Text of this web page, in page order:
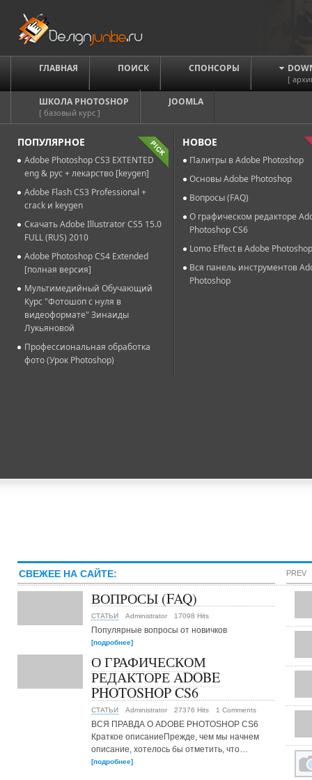
ГЛАВНАЯ ПОИСК СПОНСОРЫ
[
ШКОЛА PHOTOSHOP
[ базовый курс ]
JOOMLA
ПОПУЛЯРНОЕ
Adobe Photoshop CS3 EXTENTED
eng & рус + лекарство [keygen]
Adobe Flash CS3 Professional +
crack и keygen
Скачать Adobe Illustrator CS5 15.0
FULL (RUS) 2010
Adobe Photoshop CS4 Extended
[полная версия]
Мультимедийный Обучающий
Курс "Фотошоп с нуля в
видеоформате" Зинаиды
Лукьяновой
Профессиональная обработка
фото (Урок Photoshop)
НОВОЕ
Палитры в Adobe Photoshop
Основы Adobe Photoshop
Вопросы (FAQ)
О графическом редакторе
Photoshop CS6
Lomo Effect в Adobe
Вся панель инструментов
Photoshop
СВЕЖЕЕ НА САЙТЕ:
ВОПРОСЫ (FAQ)
СТАТЬИ Administrator 17098 Hits
Популярные вопросы от новичков
[подробнее]
О ГРАФИЧЕСКОМ
РЕДАКТОРЕ ADOBE
PHOTOSHOP CS6
СТАТЬИ Administrator 27376 Hits 1 Comments
ВСЯ ПРАВДА О ADOBE PHOTOSHOP CS6
Краткое описаниеПрежде, чем мы начнем
описание, хотелось бы отметить, что…
[подробнее]
PREV